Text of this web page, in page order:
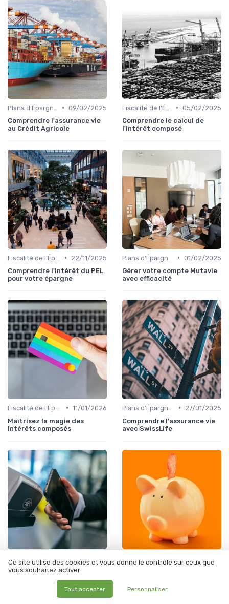
• 09/02/2025
Comprendre l'assurance vie
au Crédit Agricole
• 05/02/2025
Comprendre le calcul de
l'intérêt composé
•
22/11/2025
Comprendre l'intérêt du PEL
pour votre épargne
• 01/02/2025
Gérer votre compte Mutavie
avec efficacité
• 11/01/2026
Maîtrisez la magie des
intérêts composés
•
27/01/2025
Comprendre l'assurance vie
avec SwissLife
Comment choisir le meilleur
compte à terme pour
sécuriser et dynamiser votre
pour vous
Ce site utilise des cookies et vous donne le contrôle sur ceux que
vous souhaitez activer
Tout accepter Personnaliser